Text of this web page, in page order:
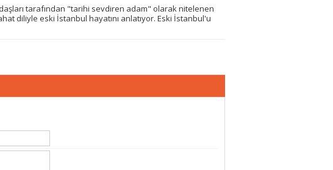
tarafından "tarihi sevdiren adam" olarak nitelenen
diliyle eski İstanbul hayatını anlatıyor. Eski İstanbul'u